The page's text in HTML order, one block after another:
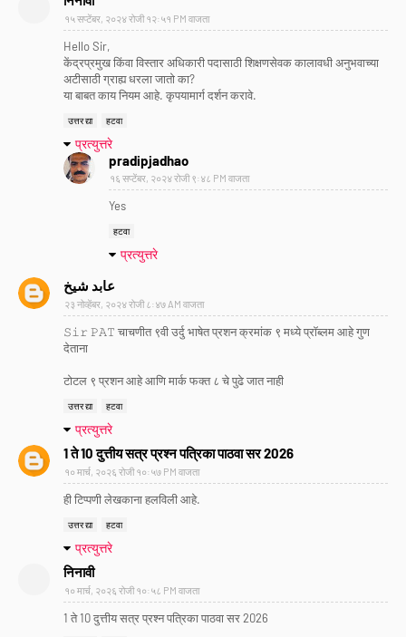
१५ सप्टेंबर, २०२४ रोजी १२:५१ PM वाजता
Hello Sir,
केंद्रप्रमुख किंवा विस्तार अधिकारी पदासाठी शिक्षणसेवक कालावधी अनुभवाच्या
अटीसाठी ग्राह्य धरला जातो का?
या बाबत काय नियम आहे. कृपयामार्ग दर्शन करावे.
उत्तर द्या हटवा
प्रत्युत्तरे
pradipjadhao
१६ सप्टेंबर, २०२४ रोजी ९:४८ PM वाजता
Yes
हटवा
प्रत्युत्तरे
عابد شیخ
२३ नोव्हेंबर, २०२४ रोजी ८:४७ AM वाजता
𝚂𝚒𝚛 𝙿𝙰𝚃 चाचणीत ९वी उर्दु भाषेत प्रशन क्रमांक ९ मध्ये प्रॉब्लम आहे गुण
देताना
टोटल ९ प्रशन आहे आणि मार्क फक्त ८ चे पुढे जात नाही
उत्तर द्या हटवा
प्रत्युत्तरे
1 ते 10 दुत्तीय सत्र प्रश्न पत्रिका पाठवा सर 2026
१० मार्च, २०२६ रोजी १०:५७ PM वाजता
ही टिप्पणी लेखकाना हलविली आहे.
उत्तर द्या हटवा
प्रत्युत्तरे
निनावी
१० मार्च, २०२६ रोजी १०:५८ PM वाजता
1 ते 10 दुत्तीय सत्र प्रश्न पत्रिका पाठवा सर 2026